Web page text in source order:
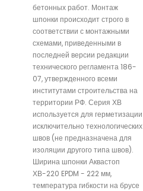
бетонных работ. Монтаж
шпонки происходит строго в
соответствии с монтажными
схемами, приведенными в
последней версии редакции
технического регламента 186-
07, утвержденного всеми
институтами строительства на
территории РФ. Серия ХВ
используется для герметизации
исключительно технологических
швов (не предназначена для
изоляции другого типа швов).
Ширина шпонки Аквастоп
ХВ-220 EPDM - 222 мм,
температура гибкости на брусе